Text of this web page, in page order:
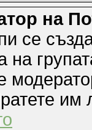
на
се
на